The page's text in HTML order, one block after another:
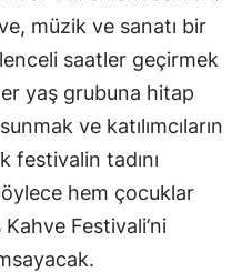
müzik ve sanatı bir
saatler geçirmek
yaş grubuna hitap
ve katılımcıların
festivalin tadını
hem çocuklar
Festivali’ni